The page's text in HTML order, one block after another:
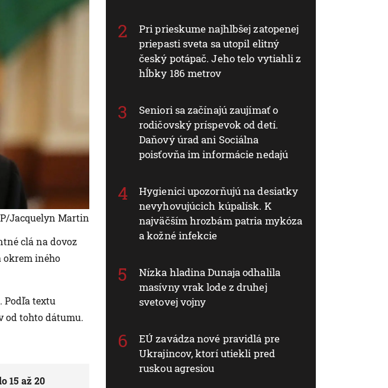
Jacquelyn Martin
clá na dovoz
okrem iného
Podľa textu
od tohto dátumu.
15 až 20
Pri prieskume najhlbšej zatopenej
priepasti sveta sa utopil elitný
český potápač. Jeho telo vytiahli z
hĺbky 186 metrov
Seniori sa začínajú zaujímať o
rodičovský príspevok od detí.
Daňový úrad ani Sociálna
poisťovňa im informácie nedajú
Hygienici upozorňujú na desiatky
nevyhovujúcich kúpalísk. K
najväčším hrozbám patria mykóza
a kožné infekcie
Nízka hladina Dunaja odhalila
masívny vrak lode z druhej
svetovej vojny
EÚ zavádza nové pravidlá pre
Ukrajincov, ktorí utiekli pred
ruskou agresiou